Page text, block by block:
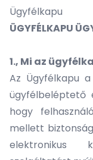
Ügyfélkapu
ÜGYFÉLKAPU
1., Mi az
Az Ügyfélkapu
ügyfélbeléptető
hogy
mellett
elektronikus